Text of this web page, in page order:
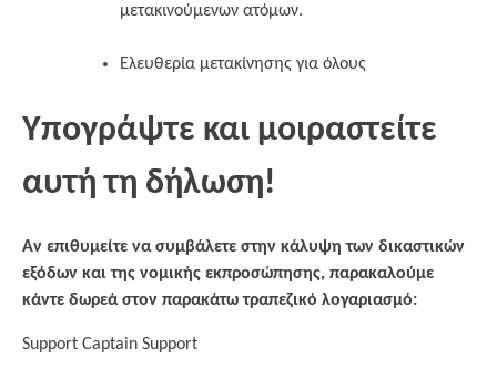
μετακινούμενων ατόμων.
Ελευθερία μετακίνησης για όλους
Υπογράψτε και μοιραστείτε
αυτή τη δήλωση!
Αν επιθυμείτε να συμβάλετε στην κάλυψη των δικαστικών
εξόδων και της νομικής εκπροσώπησης, παρακαλούμε
κάντε δωρεά στον παρακάτω τραπεζικό λογαριασμό:
Support Captain Support